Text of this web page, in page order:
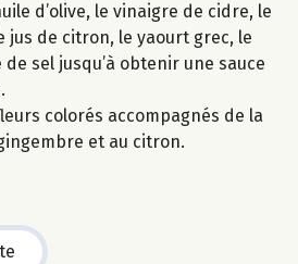
d’olive, le vinaigre de cidre, le
jus de citron, le yaourt grec, le
sel jusqu’à obtenir une sauce
colorés accompagnés de la
et au citron.